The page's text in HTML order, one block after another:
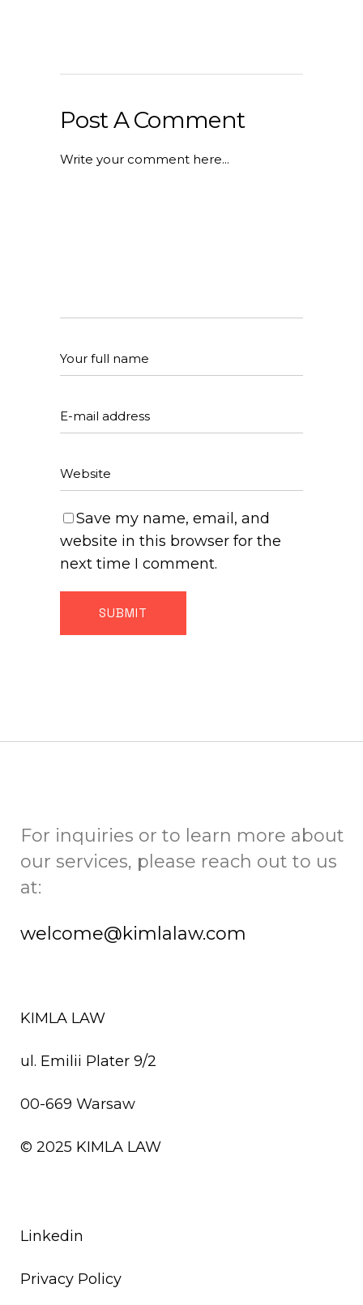
Post A Comment
Save my name, email, and
website in this browser for the
next time I comment.
For inquiries or to learn more about
our services, please reach out to us
at:
welcome@kimlalaw.com
KIMLA LAW
ul. Emilii Plater 9/2
00-669 Warsaw
© 2025 KIMLA LAW
Linkedin
Privacy Policy